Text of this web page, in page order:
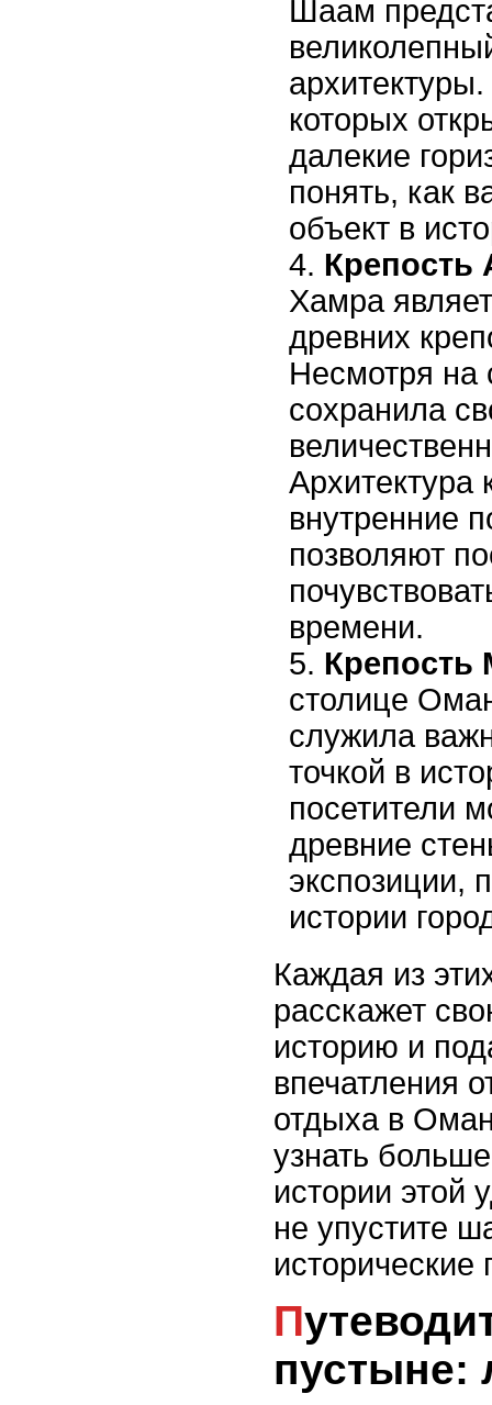
Шаам
которых
далекие
понять, как
объект в
Крепость
Хамра
древних
Несмотря на
сохранила
Архитектура
внутренние
позволяют
времени.
Крепость
столице
служила
точкой в
посетители
древние
экспозиции,
истории
Каждая из
расскажет
историю и
впечатления
отдыха в
узнать
истории этой
не упустите
исторические
Путеводитель по
пустыне: